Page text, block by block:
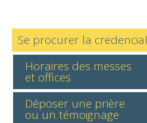
Se procurer la credencial
Horaires des messes
et offices
Déposer une prière
ou un témoignage